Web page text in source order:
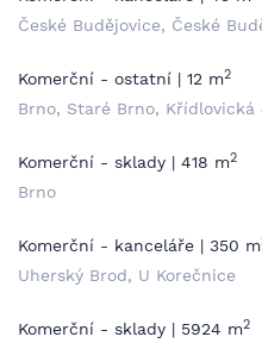
České Budějovice, České
Komerční - ostatní | 12 m2
Brno, Staré Brno, Křídlovická
Komerční - sklady | 418 m2
Brno
Komerční - kanceláře | 350 m
Uherský Brod, U Korečnice
Komerční - sklady | 5924 m2